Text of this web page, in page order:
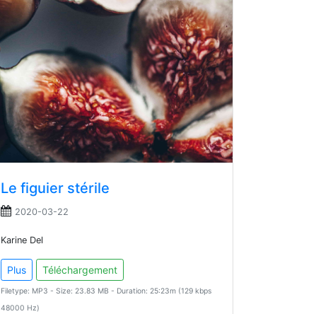
Le figuier stérile
2020-03-22
Karine Del
Plus Téléchargement
Filetype: MP3 - Size: 23.83 MB - Duration: 25:23m (129 kbps
48000 Hz)